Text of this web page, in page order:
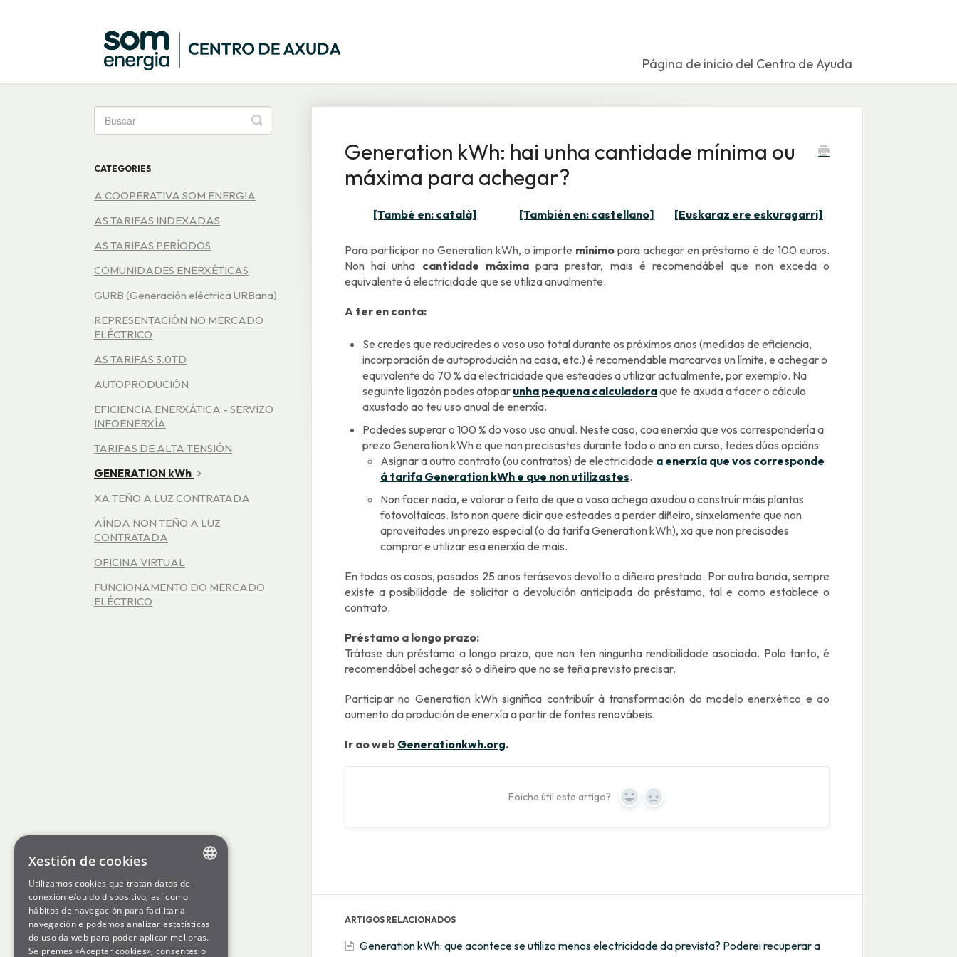
Página de inicio del Centro de Ayuda
Generation kWh: hai unha cantidade mínima ou
máxima para achegar?
[També en: català] [También en: castellano] [Euskaraz ere eskuragarri]
Para participar no Generation kWh, o importe mínimopara achegar en préstamo é de 100 euros.
Non hai unha cantidade máximapara prestar, mais é recomendábel que non exceda o
equivalente á electricidade que se utiliza anualmente.
A ter en conta:
Se credes que reduciredes o voso uso total durante os próximos anos (medidas de eficiencia,
incorporación de autoprodución na casa, etc.) é recomendable marcarvos un límite, e achegar o
equivalente do 70 % da electricidade que esteades a utilizar actualmente, por exemplo. Na
seguinte ligazón podes atopar unha pequena calculadoraque te axuda a facer o cálculo
axustado ao teu uso anual de enerxía.
Podedes superar o 100 % do voso uso anual. Neste caso, coa enerxía que vos correspondería a
prezo Generation kWh e que non precisastes durante todo o ano en curso, tedes dúas opcións:
Asignar a outro contrato (ou contratos) de electricidade a enerxía que vos corresponde
á tarifa Generation kWh e que non utilizastes.
Non facer nada, e valorar o feito de que a vosa achega axudou a construír máis plantas
fotovoltaicas. Isto non quere dicir que esteades a perder diñeiro, sinxelamente que non
aproveitades un prezo especial (o da tarifa Generation kWh), xa que non precisades
comprar e utilizar esa enerxía de mais.
En todos os casos, pasados 25 anos terásevos devolto o diñeiro prestado. Por outra banda, sempre
existe a posibilidade de solicitar a devolución anticipada do préstamo, tal e como establece o
contrato.
Préstamo a longo prazo:
Trátase dun préstamo a longo prazo, que non ten ningunha rendibilidade asociada. Polo tanto, é
recomendábel achegar só o diñeiro que no se teña previsto precisar.
Participar no Generation kWh significa contribuír á transformación do modelo enerxético e ao
aumento da produción de enerxía a partir de fontes renovábeis.
Ir ao web Generationkwh.org.
Foiche útil este artigo? Yes No
ARTIGOS RELACIONADOS
Generation kWh: que acontece se utilizo menos electricidade da prevista? Poderei recuperar a
Toggle
Search
CATEGORIES
A COOPERATIVA SOM ENERGIA
AS TARIFAS INDEXADAS
AS TARIFAS PERÍODOS
COMUNIDADES ENERXÉTICAS
GURB (Generación eléctrica URBana)
REPRESENTACIÓN NO MERCADO
ELÉCTRICO
AS TARIFAS 3.0TD
AUTOPRODUCIÓN
EFICIENCIA ENERXÁTICA - SERVIZO
INFOENERXÍA
TARIFAS DE ALTA TENSIÓN
GENERATION kWh
XA TEÑO A LUZ CONTRATADA
AÍNDA NON TEÑO A LUZ
CONTRATADA
OFICINA VIRTUAL
FUNCIONAMENTO DO MERCADO
ELÉCTRICO
ENGLISH
SPANISH
GL
Xestión de cookies
Utilizamos cookies que tratan datos de
conexión e/ou do dispositivo, así como
hábitos de navegación para facilitar a
navegación e podemos analizar estatísticas
do uso da web para poder aplicar melloras.
Se premes «Aceptar cookies», consentes o